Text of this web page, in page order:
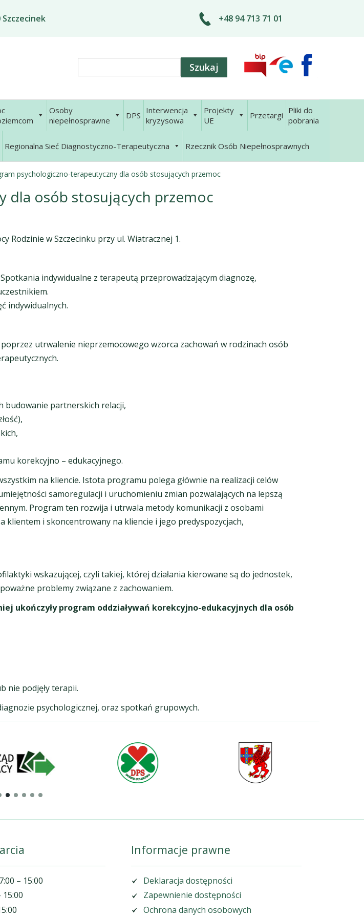
+48 94 713 71 01
Osoby
niepełnosprawne
DPS Interwencja
kryzysowa
Projekty
UE
Przetargi Pliki do
pobrania
Regionalna Sieć Diagnostyczno-Terapeutyczna Rzecznik Osób Niepełnosprawnych
psychologiczno-terapeutyczny dla osób stosujących przemoc
dla osób stosujących przemoc
Rodzinie w Szczecinku przy ul. Wiatracznej 1.
indywidualne z terapeutą przeprowadzającym diagnozę,
indywidualnych.
utrwalenie nieprzemocowego wzorca zachowań w rodzinach osób
budowanie partnerskich relacji,
korekcyjno – edukacyjnego.
na kliencie. Istota programu polega głównie na realizacji celów
samoregulacji i uruchomieniu zmian pozwalających na lepszą
Program ten rozwija i utrwala metody komunikacji z osobami
klientem i skoncentrowany na kliencie i jego predyspozycjach,
wskazującej, czyli takiej, której działania kierowane są do jednostek,
problemy związane z zachowaniem.
ukończyły program oddziaływań korekcyjno-edukacyjnych dla osób
nie podjęły terapii.
psychologicznej, oraz spotkań grupowych.
– 15:00
Informacje prawne
Deklaracja dostępności
Zapewnienie dostępności
Ochrona danych osobowych